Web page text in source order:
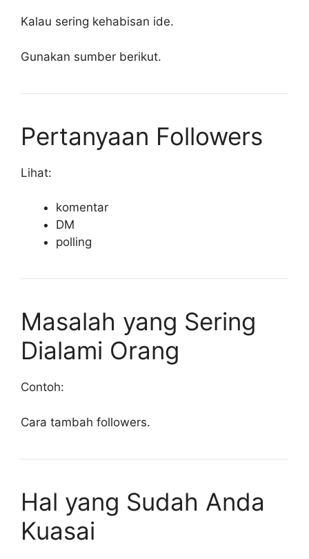
Kalau sering kehabisan ide.
Gunakan sumber berikut.
Pertanyaan Followers
Lihat:
komentar
DM
polling
Masalah yang Sering
Dialami Orang
Contoh:
Cara tambah followers.
Hal yang Sudah Anda
Kuasai